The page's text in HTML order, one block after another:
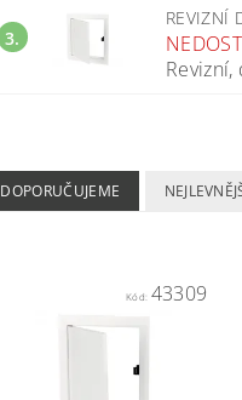
3.
REVIZNÍ
Revizní,
DOPORUČUJEME
Kód: 43309